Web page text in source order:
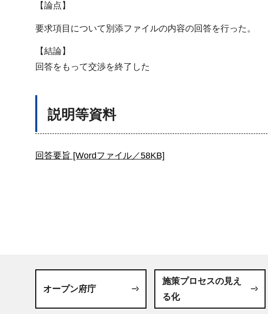
【論点】
要求項目について別添ファイルの内容の回答を行った。
【結論】
回答をもって交渉を終了した
説明等資料
回答要旨 [Wordファイル／58KB]
オープン府庁
施策プロセスの見え
る化